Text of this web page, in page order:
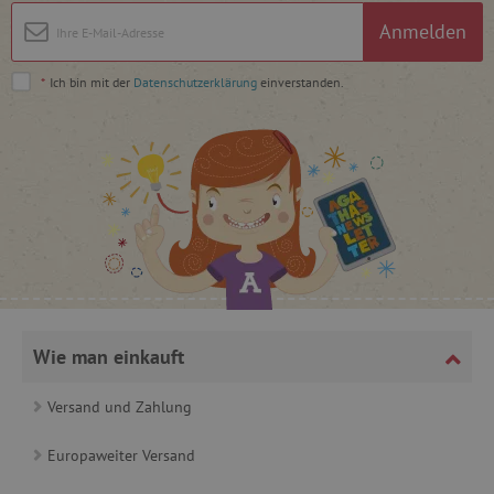
Anmelden
* Ich bin mit der Datenschutzerklärung einverstanden.
Wie man einkauft
Versand und Zahlung
Europaweiter Versand
_pinterest_ct_ua
Pinterest Inc.
.ct.pinterest.com
cjConsent
FPAU .agathaswelt.de
.agathaswelt.de